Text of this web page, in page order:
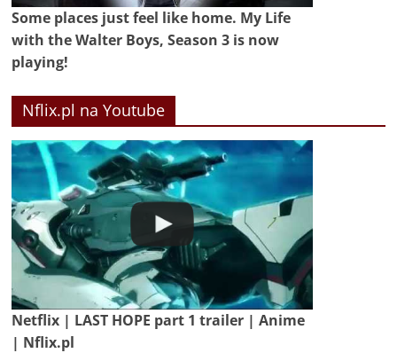
Some places just feel like home. My Life
with the Walter Boys, Season 3 is now
playing!
Nflix.pl na Youtube
Netflix | LAST HOPE part 1 trailer | Anime
| Nflix.pl